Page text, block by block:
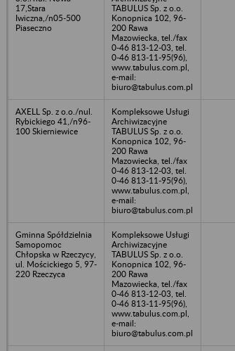
17,Stara
Iwiczna,/n05-500
Piaseczno
TABULUS Sp. z o.o.
Konopnica 102, 96-
200 Rawa
Mazowiecka, tel./fax
0-46 813-12-03, tel.
0-46 813-11-95(96),
www.tabulus.com.pl,
e-mail:
biuro@tabulus.com.pl
AXELL Sp. z o.o./nul.
Rybickiego 41,/n96-
100 Skierniewice
Kompleksowe Usługi
Archiwizacyjne
TABULUS Sp. z o.o.
Konopnica 102, 96-
200 Rawa
Mazowiecka, tel./fax
0-46 813-12-03, tel.
0-46 813-11-95(96),
www.tabulus.com.pl,
e-mail:
biuro@tabulus.com.pl
Gminna Spółdzielnia
Samopomoc
Chłopska w Rzeczycy,
ul. Mościckiego 5, 97-
220 Rzeczyca
Kompleksowe Usługi
Archiwizacyjne
TABULUS Sp. z o.o.
Konopnica 102, 96-
200 Rawa
Mazowiecka, tel./fax
0-46 813-12-03, tel.
0-46 813-11-95(96),
www.tabulus.com.pl,
e-mail:
biuro@tabulus.com.pl